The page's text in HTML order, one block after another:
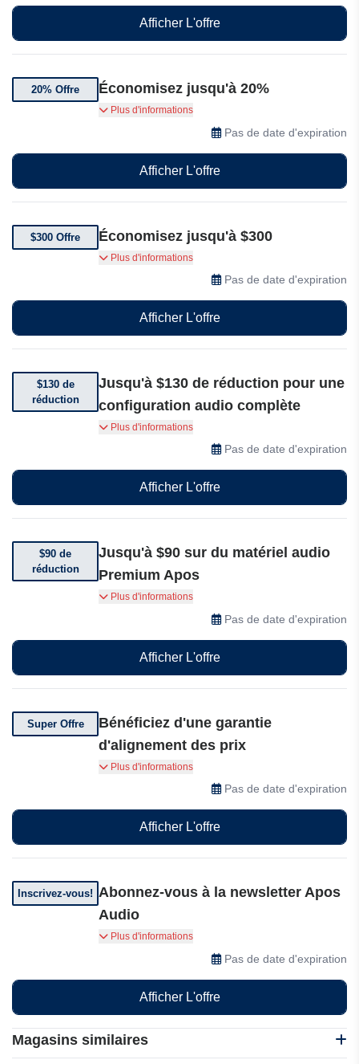
Magasins similaires
performances comme neuves à un prix
avantageux.Afficher L'offre
20% Offre Économisez jusqu'à 20%
Économisez jusqu'à 20% sur une sélection
Plus d'informations
Pas de date d'expiration
Afficher L'offre
$300 Offre Économisez jusqu'à $300
Économisez jusqu'à $300 sur les soldes d'Apos
Plus d'informations
Pas de date d'expiration
Afficher L'offre
$130 de
réduction
Jusqu'à $130 de réduction pour une
configuration audio complète
Faites de grosses économies sur les ensembles
Apos, avec des packs d'équipements premium
TOPPING et SMSL, jusqu'à $130 de réduction
pour une configuration audio complète haute
performance à un prix plus avantageux.
Plus d'informations
Pas de date d'expiration
Afficher L'offre
$90 de
réduction
Jusqu'à $90 sur du matériel audio
Premium Apos
Bénéficiez d'une réduction allant jusqu'à $90 sur
du matériel audio premium Apos, notamment
des amplis, des DAC, des enceintes et bien plus
encore.
Plus d'informations
Pas de date d'expiration
Afficher L'offre
Super Offre
Bénéficiez d'une garantie
d'alignement des prix
Bénéficiez d'une garantie d'alignement des prix,
de retours sous 45 jours, d'une garantie
transférable d'un an et de la livraison gratuite
aux États-Unis pour chaque commande Apos.
Plus d'informations
Pas de date d'expiration
Afficher L'offre
Inscrivez-vous! Abonnez-vous à la newsletter Apos
Audio
Abonnez-vous à la newsletter Apos Audio pour
bénéficier de contenus réservés aux membres,
d'un accès anticipé aux offres et d'offres
exclusives, directement dans votre boîte mail.
Plus d'informations
Pas de date d'expiration
Afficher L'offre